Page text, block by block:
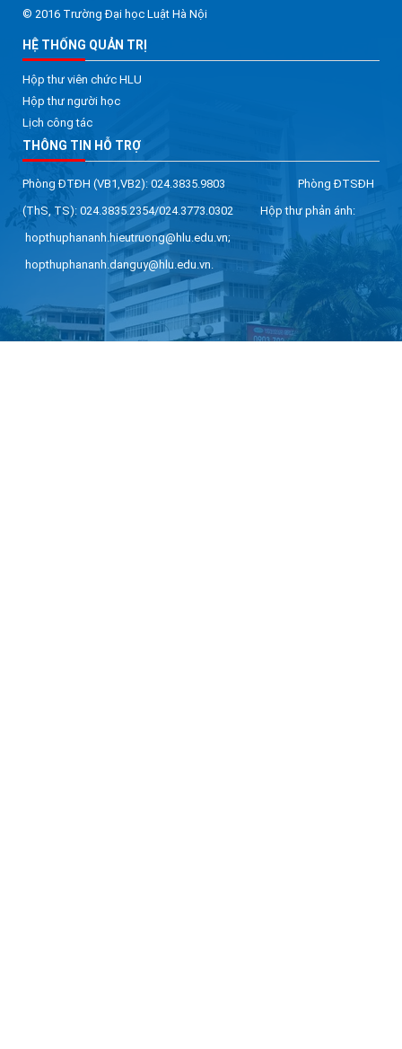
© 2016 Trường Đại học Luật Hà Nội
HỆ THỐNG QUẢN TRỊ
Hộp thư viên chức HLU
Hộp thư người học
Lịch công tác
THÔNG TIN HỖ TRỢ
Phòng ĐTĐH (VB1,VB2): 024.3835.9803 Phòng ĐTSĐH
(ThS, TS): 024.3835.2354/024.3773.0302 Hộp thư phản ánh:
hopthuphananh.hieutruong@hlu.edu.vn;
hopthuphananh.danguy@hlu.edu.vn.